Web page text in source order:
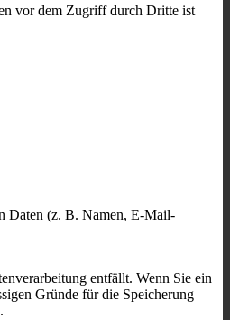
vor dem Zugriff durch Dritte ist
Daten (z. B. Namen, E-Mail-
entfällt. Wenn Sie ein
Gründe für die Speicherung